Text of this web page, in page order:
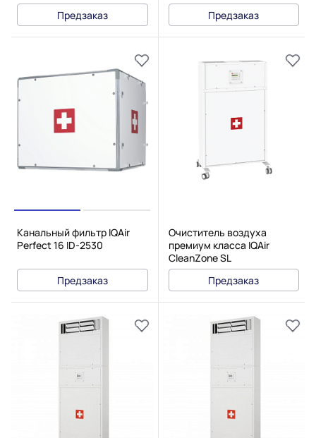
Предзаказ
Предзаказ
Канальный фильтр IQAir
Perfect 16 ID-2530
Предзаказ
Очиститель воздуха
премиум класса IQAir
CleanZone SL
Предзаказ